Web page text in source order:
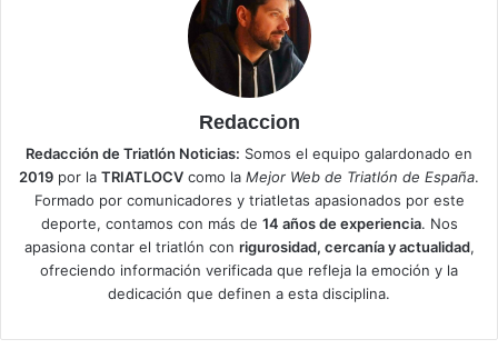
Redaccion
Redacción de Triatlón Noticias: Somos el equipo galardonado en
2019 por la TRIATLOCV como la Mejor Web de Triatlón de España.
Formado por comunicadores y triatletas apasionados por este
deporte, contamos con más de 14 años de experiencia. Nos
apasiona contar el triatlón con rigurosidad, cercanía y actualidad,
ofreciendo información verificada que refleja la emoción y la
dedicación que definen a esta disciplina.